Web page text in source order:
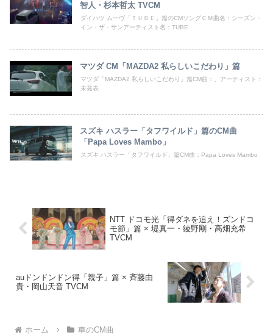
智人・杉本哲太 TVCM
ダイハツ ムーヴ「ＴＵＢＥ」篇のCMソングＣＭ曲名：シーズン・
イン・ザ・サンアーティスト名：TUBE
マツダ CM「MAZDA2 私らしいこだわり」篇
マツダ「MAZDA2 私らしいこだわり」篇CM曲：、アーティスト：
未発表
スズキ ハスラー「タフワイルド」篇のCM曲
「Papa Loves Mambo」
スズキ ハスラー「タフワイルド」篇CM曲：Papa Loves Mambo
NTT ドコモ光「得ダネを追え！ズンドコ
モ節」篇 × 堤真一・綾野剛・高畑充希
TVCM
auドンドンドン得「親子」篇 × 斉藤由
貴・岡山天音 TVCM
ホーム 車のCM曲